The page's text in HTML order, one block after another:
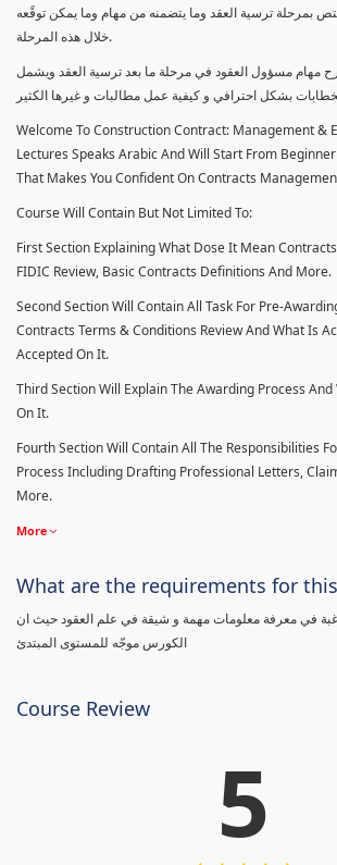
بمرحلة ترسية العقد وما يتضمنه من مهام وما يمكن توقًعه
خلال هذه المرحلة.
مهام مسؤول العقود في مرحلة ما بعد ترسية العقد ويشمل
Welcome To Construction Contract: Management &
Lectures Speaks Arabic And Will Start From
That Makes You Confident On Contracts
Course Will Contain But Not Limited To:
First Section Explaining What Dose It Mean
FIDIC Review, Basic Contracts Definitions And More.
Second Section Will Contain All Task For Pre-
Contracts Terms & Conditions Review And What Is
Accepted On It.
Third Section Will Explain The Awarding Process And
On It.
Fourth Section Will Contain All The Responsibilities
Process Including Drafting Professional Letters,
More.
More
What are the requirements for
في معرفة معلومات مهمة و شيقة في علم العقود حيث ان
الكورس موجّه للمستوى المبتدئ
Course Review
5